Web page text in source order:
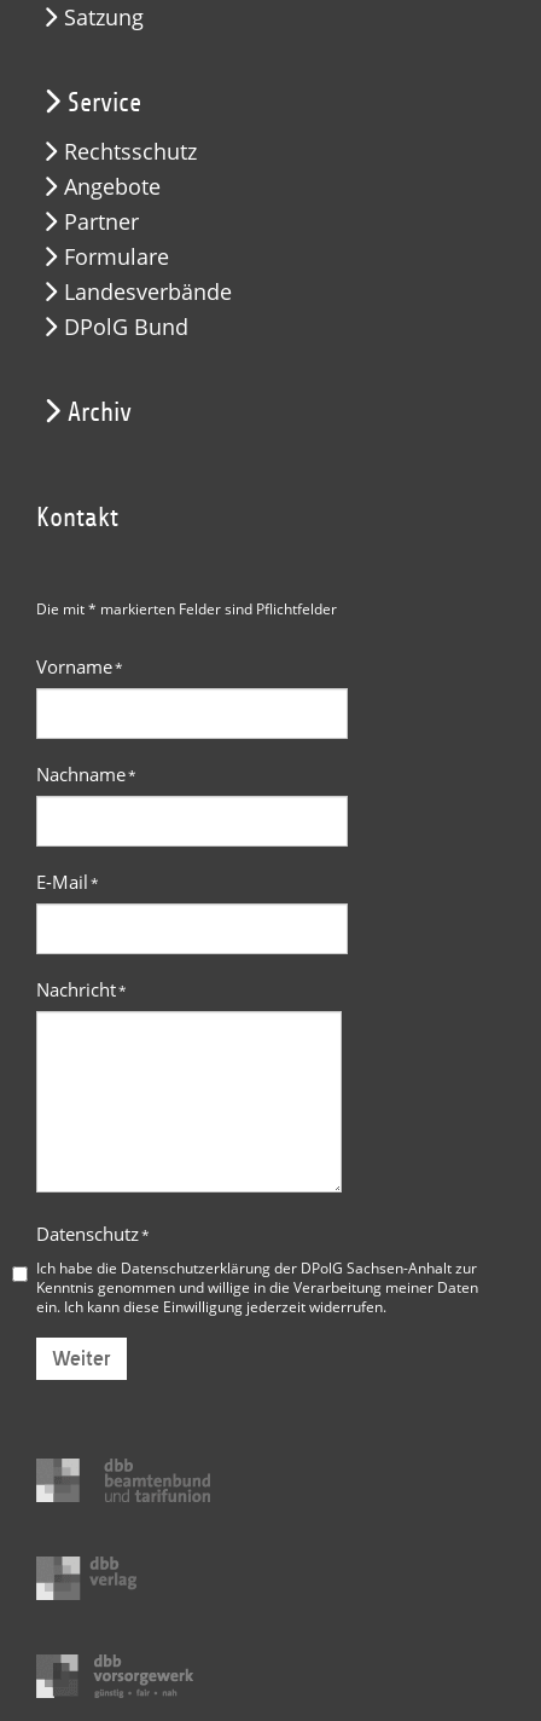
Satzung
Service
Rechtsschutz
Angebote
Partner
Formulare
Landesverbände
DPolG Bund
Archiv
Kontakt
Die mit * markierten Felder sind Pflichtfelder
Vorname*
Nachname*
E-Mail*
Nachricht*
Datenschutz*
Ich habe die Datenschutzerklärung der DPolG Sachsen-Anhaltzur
Kenntnis genommen und willige in die Verarbeitung meiner Daten
ein. Ich kann diese Einwilligung jederzeit widerrufen.
Weiter